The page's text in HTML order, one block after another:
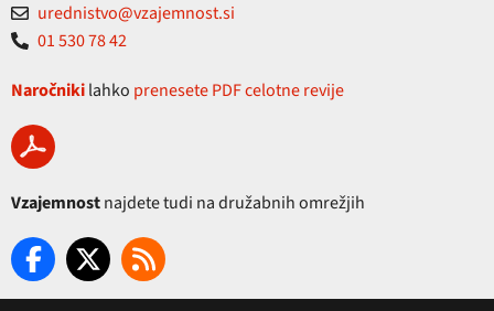
urednistvo@vzajemnost.si
01 530 78 42
Naročnikilahko prenesete PDF celotne revije
Vzajemnostnajdete tudi na družabnih omrežjih